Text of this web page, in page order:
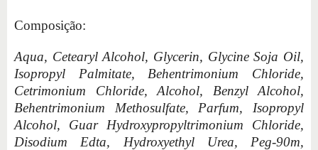
Composição:
Aqua, Cetearyl Alcohol, Glycerin, Glycine Soja Oil,
Isopropyl Palmitate, Behentrimonium Chloride,
Cetrimonium Chloride, Alcohol, Benzyl Alcohol,
Behentrimonium Methosulfate, Parfum, Isopropyl
Alcohol, Guar Hydroxypropyltrimonium Chloride,
Disodium Edta, Hydroxyethyl Urea, Peg-90m,